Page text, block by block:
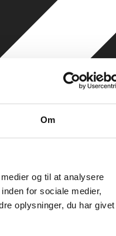
Om
og til at analysere
for sociale medier,
oplysninger, du har givet